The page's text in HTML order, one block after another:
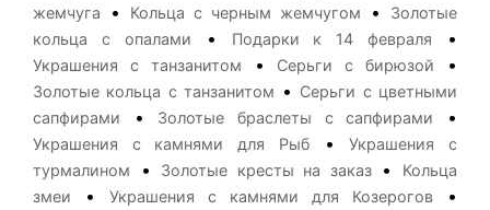
жемчуга
• Кольца с черным жемчугом •
Золотые
кольца с опалами
• Подарки к 14 февраля •
Украшения с танзанитом • Серьги с бирюзой •
Золотые кольца с танзанитом • Серьги с цветными
сапфирами
• Золотые браслеты с сапфирами •
Украшения с камнями для Рыб•Украшения с
турмалином
• Золотые кресты на заказ•
Кольца
змеи
• Украшения с камнями для Козерогов •